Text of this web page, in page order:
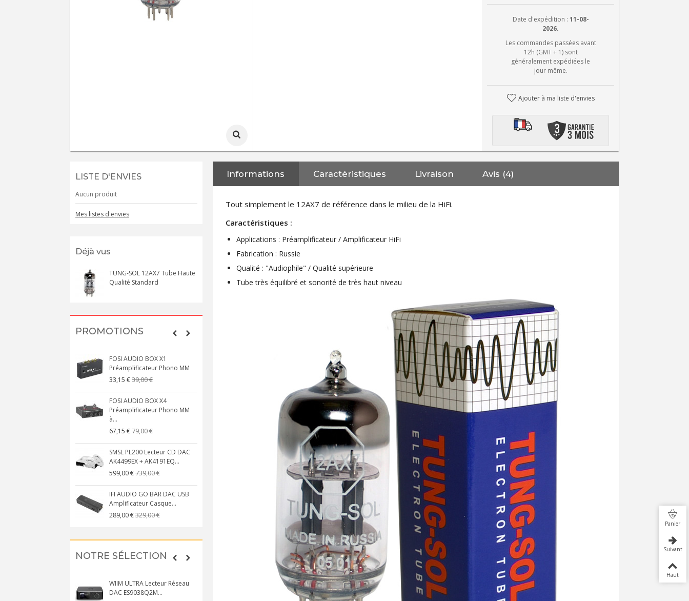
Date d'expédition : 11-08-
2026.
Les commandes passées avant
12h (GMT + 1) sont
généralement expédiées le
jour même.
Ajouter à ma liste d'envies
LISTE D'ENVIES
Aucun produit
Mes listes d'envies
Déjà vus
TUNG-SOL 12AX7 Tube Haute
Qualité Standard
PROMOTIONS
FOSI AUDIO BOX X1
Préamplificateur Phono MM
33,15 €39,00 €
FOSI AUDIO BOX X4
Préamplificateur Phono MM
à...
67,15 €79,00 €
SMSL PL200 Lecteur CD DAC
AK4499EX + AK4191EQ...
599,00 €739,00 €
IFI AUDIO GO BAR DAC USB
Amplificateur Casque...
289,00 €329,00 €
[GRADE B] DAYTON AUDIO
MKSX4 Enceinte Subwoofer...
179,90 €
AUDIOPHONICS DA-S250NC
Amplificateur Intégré...
Amplificateur 4 Voies pour...
NOTRE SÉLECTION
WIIM ULTRA Lecteur Réseau
DAC ES9038Q2M...
AUDIOPHONICS DAW-S250NC
Amplificateur Intégré...
Informations Caractéristiques Livraison Avis (4)
Tout simplement le 12AX7 de référence dans le milieu de la HiFi.
Caractéristiques :
Applications : Préamplificateur / Amplificateur HiFi
Fabrication : Russie
Qualité : "Audiophile" / Qualité supérieure
Tube très équilibré et sonorité de très haut niveau
Panier
Suivant
Haut